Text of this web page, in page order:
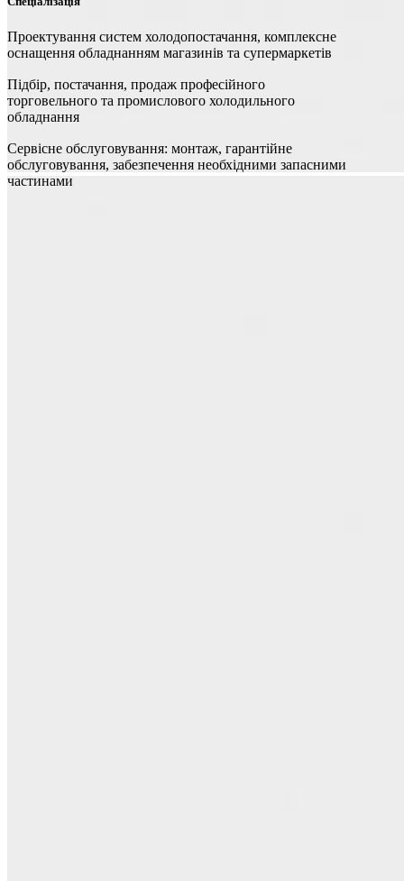
Проектування систем холодопостачання, комплексне
оснащення обладнанням магазинів та супермаркетів
Підбір, постачання, продаж професійного
торговельного та промислового холодильного
обладнання
Сервісне обслуговування: монтаж, гарантійне
обслуговування, забезпечення необхідними запасними
частинами